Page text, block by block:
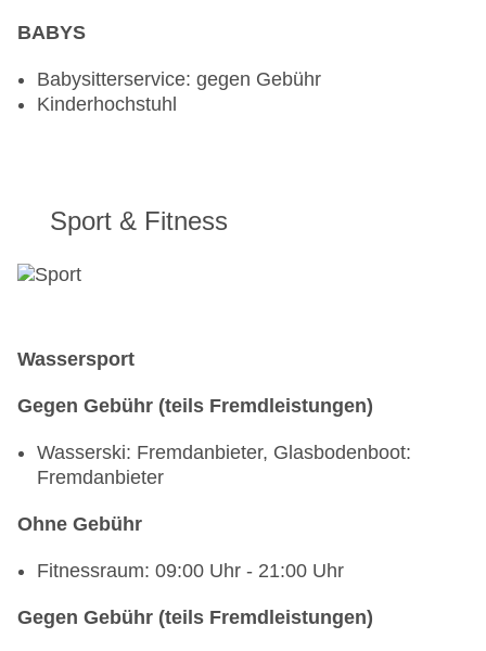
BABYS
Babysitterservice: gegen Gebühr
Kinderhochstuhl
Sport & Fitness
Wassersport
Gegen Gebühr (teils Fremdleistungen)
Wasserski: Fremdanbieter, Glasbodenboot:
Fremdanbieter
Ohne Gebühr
Fitnessraum: 09:00 Uhr - 21:00 Uhr
Gegen Gebühr (teils Fremdleistungen)